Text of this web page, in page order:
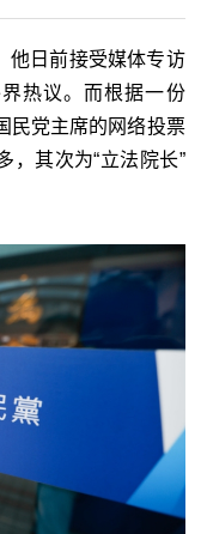
他日前接受媒体专访
热议。而根据一份
民党主席的网络投票
，其次为“立法院长”